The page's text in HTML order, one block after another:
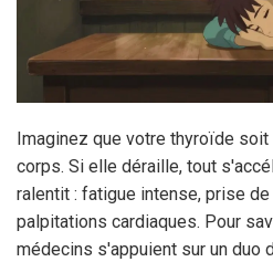
Imaginez que votre thyroïde
corps. Si elle déraille, tout
ralentit : fatigue intense, prise
palpitations cardiaques. Pour
médecins s'appuient sur un duo